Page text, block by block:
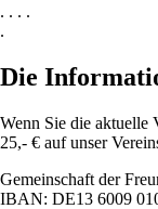
. . . .
.
Die
Wenn Sie die aktuelle
25,- € auf unser
Gemeinschaft der
IBAN: DE13 6009